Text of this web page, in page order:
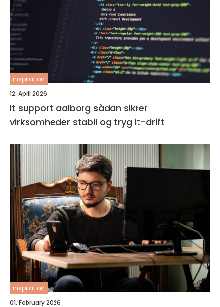
inspiration
12. April 2026
It support aalborg sådan sikrer
virksomheder stabil og tryg it-drift
inspiration
01. February 2026